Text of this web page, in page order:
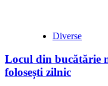
Diverse
Locul din bucătărie
folosești zilnic